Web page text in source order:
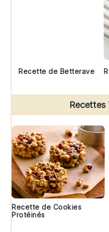
Recette de Betterave
Recettes
Recette de Cookies
Protéinés